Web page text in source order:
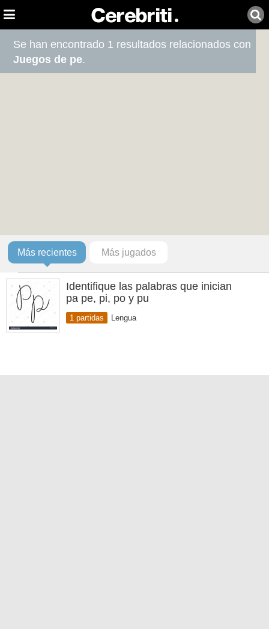
Se han encontrado 1 resultados relacionados con
Juegos de pe.
Más recientes Más jugados
Identifique las palabras que inician
pa pe, pi, po y pu
1 partidas Lengua